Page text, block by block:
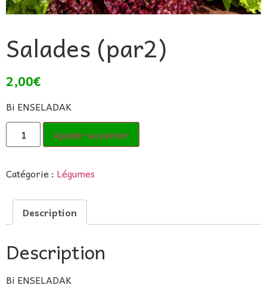
Salades (par2)
2,00€
Bi ENSELADAK
Ajouter au panier
Catégorie : Légumes
Description
Description
Bi ENSELADAK